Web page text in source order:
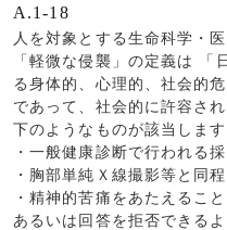
A.1-18
人を対象とする生命科学・
「軽微な侵襲」の定義は 「
る身体的、心理的、社会的
であって、社会的に許容さ
下のようなものが該当します
・一般健康診断で行われる
・胸部単純Ｘ線撮影等と同
・精神的苦痛をあたえるこ
あるいは回答を拒否できる